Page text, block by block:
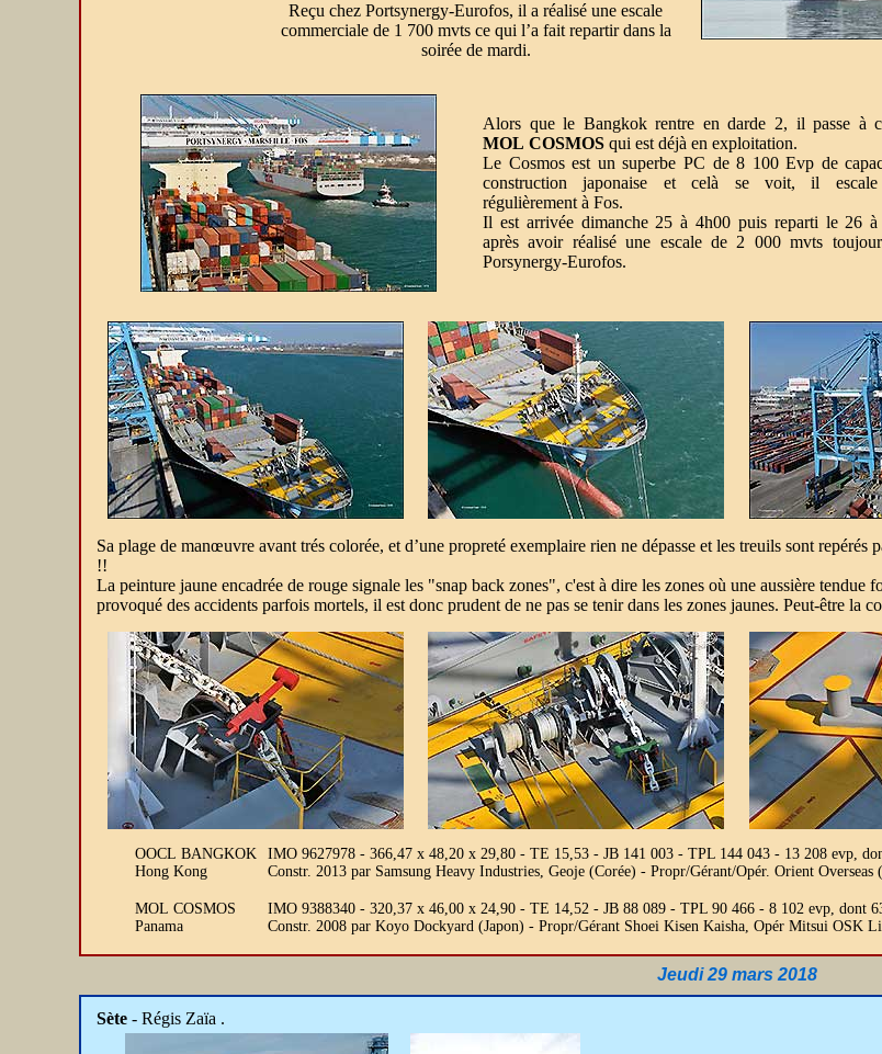
Reçu chez Portsynergy-Eurofos, il a réalisé une escale
commerciale de 1 700 mvts ce qui l’a fait repartir dans la
soirée de mardi.
Alors que le Bangkok rentre en darde 2, il passe à
MOL COSMOS qui est déjà en exploitation.
Le Cosmos est un superbe PC de 8 100 Evp de
construction japonaise et celà se voit, il escale
régulièrement à Fos.
Il est arrivée dimanche 25 à 4h00 puis reparti le 26 à
après avoir réalisé une escale de 2 000 mvts
Porsynergy-Eurofos.
Sa plage de manœuvre avant trés colorée, et d’une propreté exemplaire rien ne dépasse et les treuils sont
!!
La peinture jaune encadrée de rouge signale les "snap back zones", c'est à dire les zones où une aussière tendue
provoqué des accidents parfois mortels, il est donc prudent de ne pas se tenir dans les zones jaunes. Peut-être la
OOCL BANGKOK
Hong Kong
IMO 9627978 - 366,47 x 48,20 x 29,80 - TE 15,53 - JB 141 003 - TPL 144 043 - 13 208 evp,
Constr. 2013 par Samsung Heavy Industries, Geoje (Corée) - Propr/Gérant/Opér. Orient
MOL COSMOS
Panama
IMO 9388340 - 320,37 x 46,00 x 24,90 - TE 14,52 - JB 88 089 - TPL 90 466 - 8 102 evp, dont
Constr. 2008 par Koyo Dockyard (Japon) - Propr/Gérant Shoei Kisen Kaisha, Opér Mitsui OSK
Jeudi 29 mars 2018
Sète - Régis Zaïa .